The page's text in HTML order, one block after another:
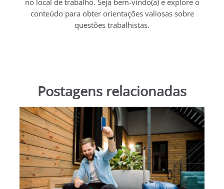
conteúdo para obter orientações valiosas sobre
questões trabalhistas.
Postagens relacionadas